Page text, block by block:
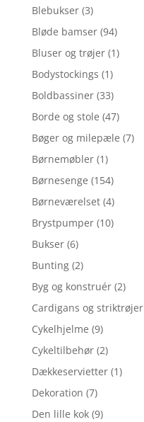
Blebukser (3)
Bløde bamser (94)
Bluser og trøjer (1)
Bodystockings (1)
Boldbassiner (33)
Borde og stole (47)
Bøger og milepæle (7)
Børnemøbler (1)
Børnesenge (154)
Børneværelset (4)
Brystpumper (10)
Bukser (6)
Bunting (2)
Byg og konstruér (2)
Cardigans og striktrøjer
Cykelhjelme (9)
Cykeltilbehør (2)
Dækkeservietter (1)
Dekoration (7)
Den lille kok (9)